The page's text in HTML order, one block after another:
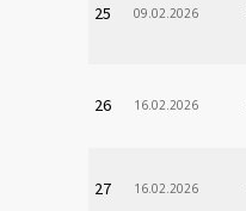
25 09.02.2026
26 16.02.2026
27 16.02.2026